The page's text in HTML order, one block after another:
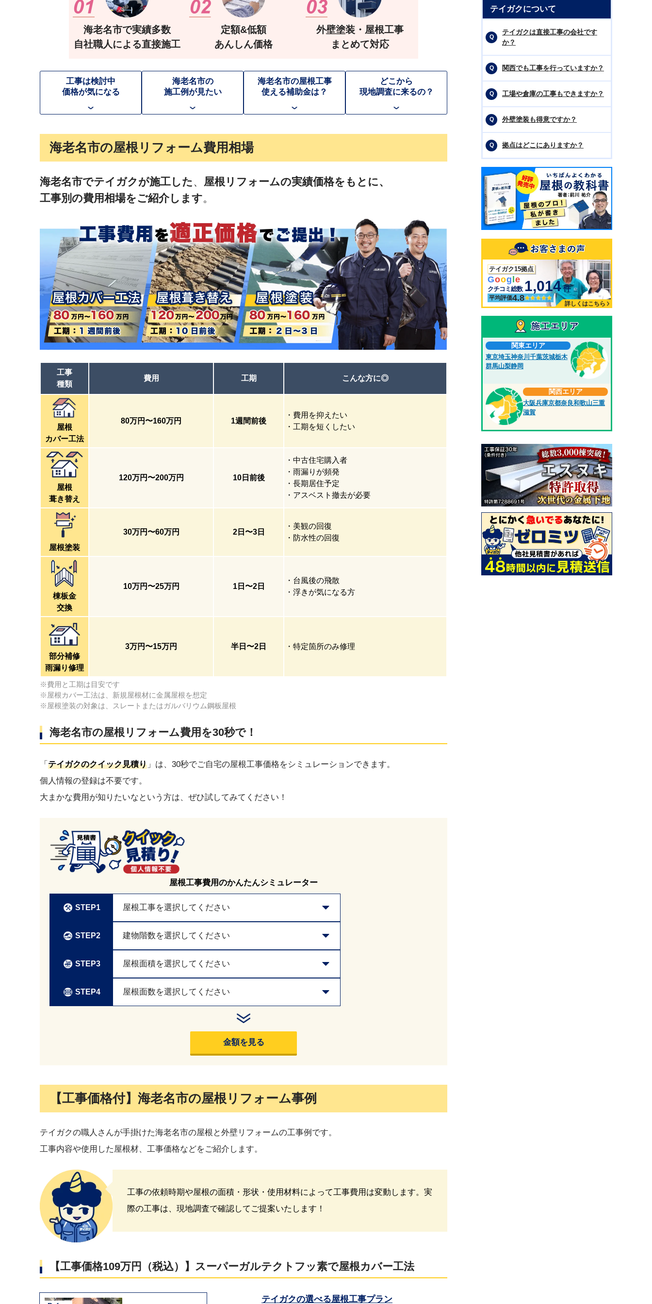
海老名市で実績多数
自社職人による直接施工
定額&低額
あんしん価格
外壁塗装・屋根工事
まとめて対応
工事は検討中
価格が気になる
海老名市の
施工例が見たい
海老名市の屋根工事
使える補助金は？
どこから
現地調査に来るの？
海老名市の屋根リフォーム費用相場
海老名市でテイガクが施工した 、 屋根リフォームの実績価格をもとに、
工事別の費用相場をご紹介します。
工事
種類
費用 工期 こんな方に◎
屋根
カバー工法
80万円 〜160万円 1週間前後
・費用を抑えたい
・工期を短くしたい
屋根
葺き替え
120万円 〜200万円 10日 前後
・中古住宅購入者
・雨漏りが頻発
・長期居住予定
・アスベスト撤去が必要
屋根塗装
30万円 〜60万円 2日 〜3日
・美観の回復
・防水性の回復
棟板金
交換
10万円 〜25万円 1日 〜2日
・台風後の飛散
・浮きが気になる方
部分補修
雨漏り修理
3万円 〜15万円 半日 〜2日 ・特定箇所のみ修理
※費用と工期は目安です
※屋根カバー工法は、新規屋根材に金属屋根を想定
※屋根塗装の対象は、スレートまたはガルバリウム鋼板屋根
海老名市の屋根リフォーム費用を30秒で！
「 テイガクのクイック見積り 」は、30秒でご自宅の屋根工事価格をシミュレーションできます。
個人情報の登録は不要です。
大まかな費用が知りたいなという方は、ぜひ試してみてください！
屋根工事費用のかんたんシミュレーター
STEP1 屋根工事を選択してください
STEP2 建物階数を選択してください
STEP3 屋根面積を選択してください
STEP4 屋根面数を選択してください
金額を見る
【工事価格付】海老名市の屋根リフォーム事例
テイガクの職人さんが手掛けた海老名市の屋根と外壁リフォームの工事例です。
工事内容や使用した屋根材、工事価格などをご紹介します。
工事の依頼時期や屋根の面積・形状・使用材料によって工事費用は変動します。実
際の工事は、現地調査で確認してご提案いたします！
【工事価格109万円（税込）】スーパーガルテクトフッ素で屋根カバー工法
テイガクの選べる屋根工事プラン
テイガクについて
テイガクは直接工事の会社です
か？
関西でも工事を行っていますか？
工場や倉庫の工事もできますか？
外壁塗装も得意ですか？
拠点はどこにありますか？
テイガク15拠点
Goog le
クチコミ総数 1,014 件
平均評価4.8
詳しくはこちら
関東エリア
東京埼玉神奈川 千葉茨城栃木
群馬山梨静岡
関西エリア
大阪兵庫京都奈良和歌山三重
滋賀